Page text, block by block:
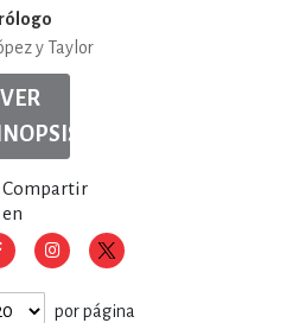
y Taylor
VER
Compartir
en
por página